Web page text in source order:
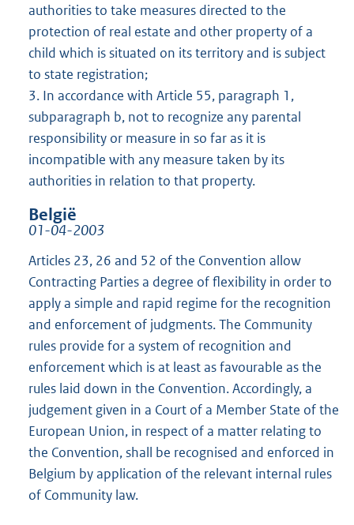
authorities to take measures directed to the
protection of real estate and other property of a
child which is situated on its territory and is subject
to state registration;
3. In accordance with Article 55, paragraph 1,
subparagraph b, not to recognize any parental
responsibility or measure in so far as it is
incompatible with any measure taken by its
authorities in relation to that property.
België
01-04-2003
Articles 23, 26 and 52 of the Convention allow
Contracting Parties a degree of flexibility in order to
apply a simple and rapid regime for the recognition
and enforcement of judgments. The Community
rules provide for a system of recognition and
enforcement which is at least as favourable as the
rules laid down in the Convention. Accordingly, a
judgement given in a Court of a Member State of the
European Union, in respect of a matter relating to
the Convention, shall be recognised and enforced in
Belgium by application of the relevant internal rules
of Community law.